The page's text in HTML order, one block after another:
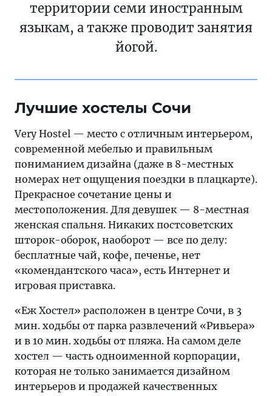
территории семи иностранным
языкам, а также проводит занятия
йогой.
Лучшие хостелы Сочи
Very Hostel — место с отличным интерьером,
современной мебелью и правильным
пониманием дизайна (даже в 8-местных
номерах нет ощущения поездки в плацкарте).
Прекрасное сочетание цены и
местоположения. Для девушек — 8-местная
женская спальня. Никаких постсоветских
шторок-оборок, наоборот — все по делу:
бесплатные чай, кофе, печенье, нет
«комендантского часа», есть Интернет и
игровая приставка.
«Еж Хостел» расположен в центре Сочи, в 3
мин. ходьбы от парка развлечений «Ривьера»
и в 10 мин. ходьбы от пляжа. На самом деле
хостел — часть одноименной корпорации,
которая не только занимается дизайном
интерьеров и продажей качественных